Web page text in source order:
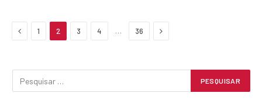
Previous
1 2 3 4 36 Next